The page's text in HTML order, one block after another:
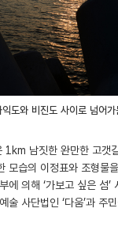
익도와 비진도 사이로 넘어
1km 남짓한 완만한 고갯
모습의 이정표와 조형물
에 의해 ‘가보고 싶은 섬’
술 사단법인 ‘다움’과 주